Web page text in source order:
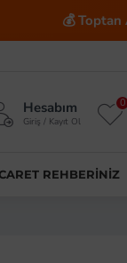
Alımlarda
Hesabım
Giriş / Kayıt Ol
0
REHBERINIZ